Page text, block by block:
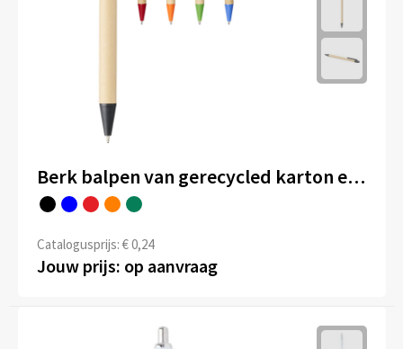
Berk balpen van gerecycled karton en maïs-kunststof (zwarte inkt)
Catalogusprijs: € 0,24
Jouw prijs: op aanvraag